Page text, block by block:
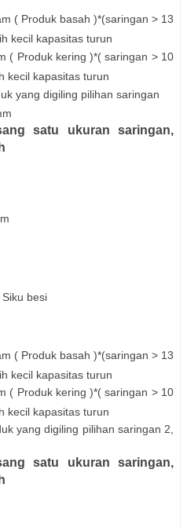
( Produk basah )*(saringan > 13
kecil kapasitas turun
( Produk kering )*( saringan > 10
kecil kapasitas turun
yang digiling pilihan saringan
satu ukuran saringan,
besi
( Produk basah )*(saringan > 13
kecil kapasitas turun
( Produk kering )*( saringan > 10
kecil kapasitas turun
yang digiling pilihan saringan 2,
satu ukuran saringan,